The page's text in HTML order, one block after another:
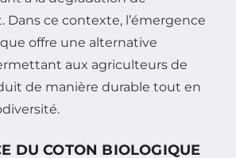
Dans ce contexte, l’émergence
offre une alternative
aux agriculteurs de
de manière durable tout en
DU COTON BIOLOGIQUE